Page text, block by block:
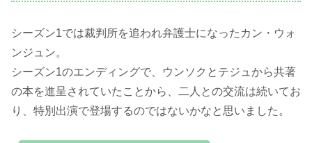
シーズン1では裁判所を追われ弁護士になったカン・ウォ
ンジュン。
シーズン1のエンディングで、ウンソクとテジュから共著
の本を進呈されていたことから、二人との交流は続いてお
り、特別出演で登場するのではないかなと思いました。